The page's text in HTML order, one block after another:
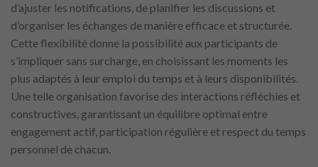
d’ajuster les notifications, de planifier les discussions et
d’organiser les échanges de manière efficace et structurée.
Cette flexibilité donne la possibilité aux participants de
s’impliquer sans surcharge, en choisissant les moments les
plus adaptés à leur emploi du temps et à leurs disponibilités.
Une telle organisation favorise des interactions réfléchies et
constructives, garantissant un équilibre optimal entre
engagement actif, participation régulière et respect du temps
personnel de chacun.